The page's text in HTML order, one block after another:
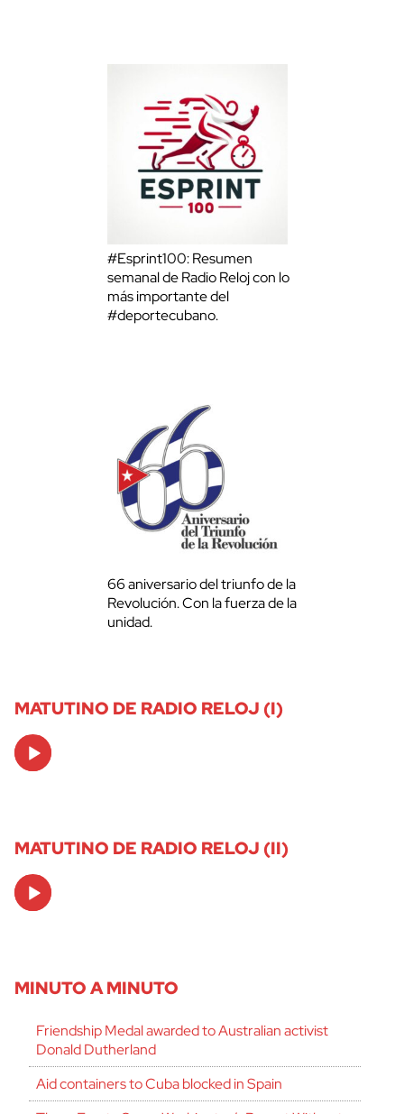
#Esprint100: Resumen
semanal de Radio Reloj con lo
más importante del
#deportecubano.
66 aniversario del triunfo de la
Revolución. Con la fuerza de la
unidad.
MATUTINO DE RADIO RELOJ (I)
Audio
Player
MATUTINO DE RADIO RELOJ (II)
Audio
Player
MINUTO A MINUTO
Friendship Medal awarded to Australian activist
Donald Dutherland
Aid containers to Cuba blocked in Spain